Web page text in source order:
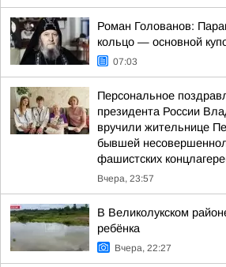
Роман Голованов:
кольцо — основной
07:03
Персональное
президента России
вручили жительнице
бывшей
фашистских
Вчера, 23:57
В Великолукском
ребёнка
Вчера, 22:27